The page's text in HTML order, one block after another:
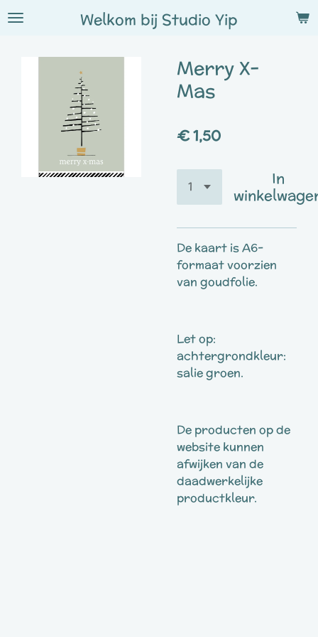
Ga
Welkom bij Studio Yip
Merry X-
Mas
€ 1,50
In
De kaart is A6-
formaat voorzien
van goudfolie.
Let op:
achtergrondkleur:
salie groen.
De producten op de
website kunnen
afwijken van de
daadwerkelijke
productkleur.